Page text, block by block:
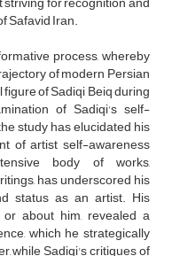
Safavid Iran.
process, whereby
of modern Persian
of Sadiqi Beiq during
of Sadiqi's self-
study has elucidated his
of artist self-awareness
body of works,
has underscored his
status as an artist. His
about him, revealed a
which he strategically